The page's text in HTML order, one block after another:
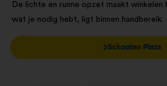
De lichte en ruime opzet maakt
wat je nodig hebt, ligt binnen handbereik.
Schooten Plaza